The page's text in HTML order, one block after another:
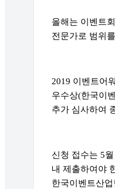
올해는 이벤트
전문가로 범위
2019 이벤트어
우수상(한국이
추가 심사하여
신청 접수는 5월
내 제출하여야
한국이벤트산업